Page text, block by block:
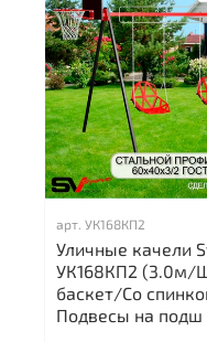
арт.УК168КП2
Уличные качели
УК168КП2 (3.0м/
баскет/Со
Подвесы на подш